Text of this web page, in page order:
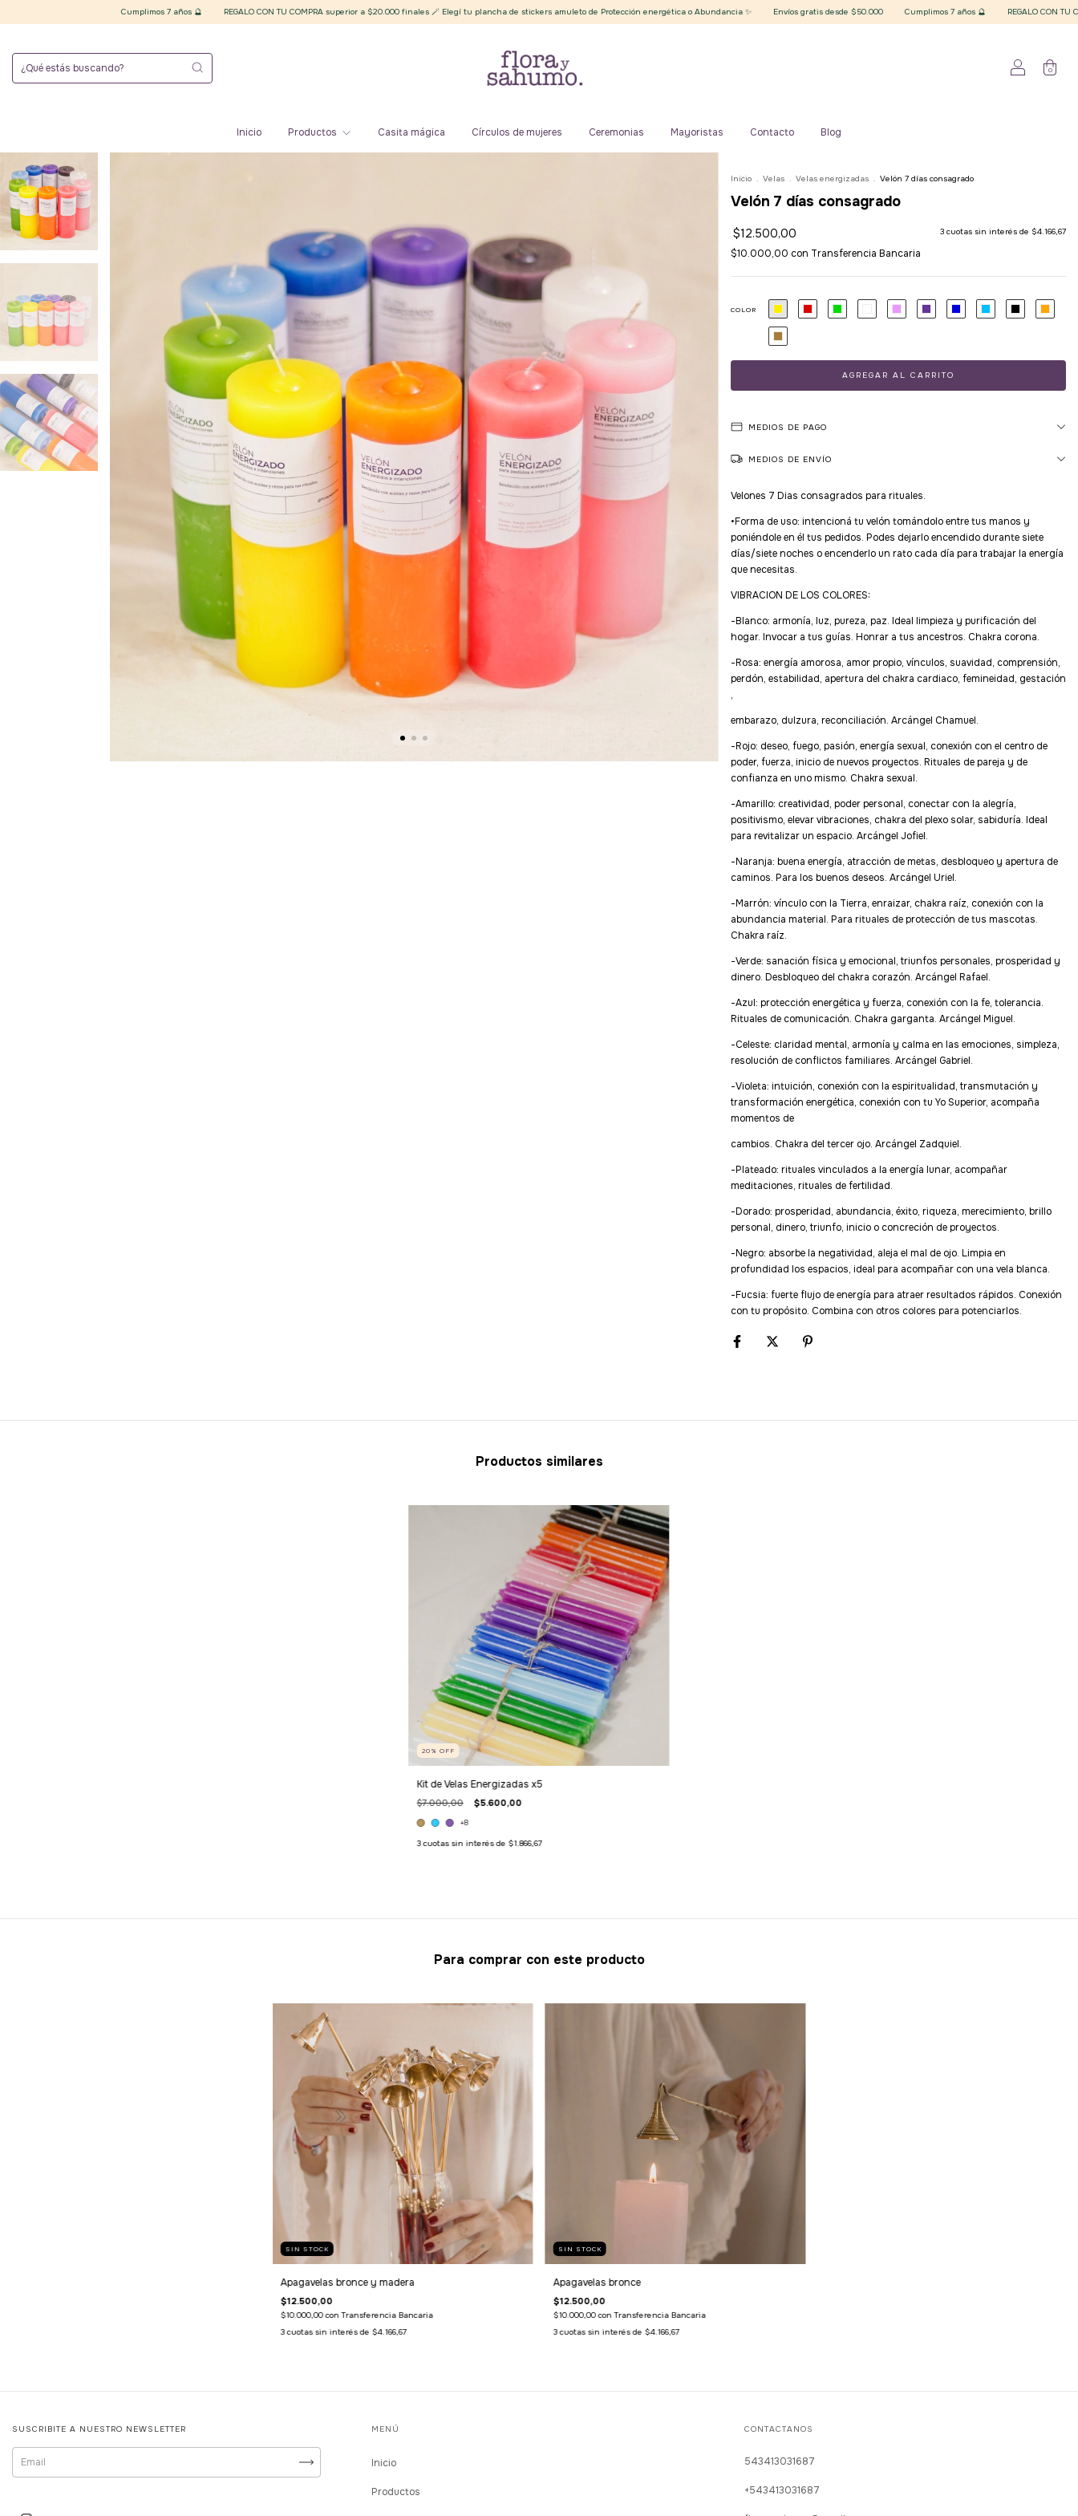
Cumplimos 7 años 🔮 REGALO CON TU COMPRA superior a $20.000 finales 🪄 Elegí tu plancha de stickers amuleto de Protección energética o Abundancia ✨ Envíos gratis desde $50.000 Cumplimos 7 años 🔮 REGALO CON TU COMPRA
0
Inicio Productos Casita mágica Círculos de mujeres Ceremonias Mayoristas Contacto Blog
Inicio . Velas . Velas energizadas . Velón 7 días consagrado
Velón 7 días consagrado
$12.500,00 3 cuotas sin interés de $4.166,67
$10.000,00 con Transferencia Bancaria
COLOR
MEDIOS DE PAGO
MEDIOS DE ENVÍO
Velones 7 Dias consagrados para rituales.
•Forma de uso: intencioná tu velón tomándolo entre tus manos y
poniéndole en él tus pedidos. Podes dejarlo encendido durante siete
días/siete noches o encenderlo un rato cada día para trabajar la energía
que necesitas.
VIBRACION DE LOS COLORES:
-Blanco: armonía, luz, pureza, paz. Ideal limpieza y purificación del
hogar. Invocar a tus guías. Honrar a tus ancestros. Chakra corona.
-Rosa: energía amorosa, amor propio, vínculos, suavidad, comprensión,
perdón, estabilidad, apertura del chakra cardiaco, femineidad, gestación
,
embarazo, dulzura, reconciliación. Arcángel Chamuel.
-Rojo: deseo, fuego, pasión, energía sexual, conexión con el centro de
poder, fuerza, inicio de nuevos proyectos. Rituales de pareja y de
confianza en uno mismo. Chakra sexual.
-Amarillo: creatividad, poder personal, conectar con la alegría,
positivismo, elevar vibraciones, chakra del plexo solar, sabiduría. Ideal
para revitalizar un espacio. Arcángel Jofiel.
-Naranja: buena energía, atracción de metas, desbloqueo y apertura de
caminos. Para los buenos deseos. Arcángel Uriel.
-Marrón: vínculo con la Tierra, enraizar, chakra raíz, conexión con la
abundancia material. Para rituales de protección de tus mascotas.
Chakra raíz.
-Verde: sanación física y emocional, triunfos personales, prosperidad y
dinero. Desbloqueo del chakra corazón. Arcángel Rafael.
-Azul: protección energética y fuerza, conexión con la fe, tolerancia.
Rituales de comunicación. Chakra garganta. Arcángel Miguel.
-Celeste: claridad mental, armonía y calma en las emociones, simpleza,
resolución de conflictos familiares. Arcángel Gabriel.
-Violeta: intuición, conexión con la espiritualidad, transmutación y
transformación energética, conexión con tu Yo Superior, acompaña
momentos de
cambios. Chakra del tercer ojo. Arcángel Zadquiel.
-Plateado: rituales vinculados a la energía lunar, acompañar
meditaciones, rituales de fertilidad.
-Dorado: prosperidad, abundancia, éxito, riqueza, merecimiento, brillo
personal, dinero, triunfo, inicio o concreción de proyectos.
-Negro: absorbe la negatividad, aleja el mal de ojo. Limpia en
profundidad los espacios, ideal para acompañar con una vela blanca.
-Fucsia: fuerte flujo de energía para atraer resultados rápidos. Conexión
con tu propósito. Combina con otros colores para potenciarlos.
Productos similares
20 % OFF
Kit de Velas Energizadas x5
$7.000,00 $5.600,00
+8
3 cuotas sin interés de $1.866,67
Para comprar con este producto
SIN STOCK
Apagavelas bronce y madera
$12.500,00
$10.000,00con Transferencia Bancaria
3 cuotas sin interés de $4.166,67
SIN STOCK
Apagavelas bronce
$12.500,00
$10.000,00con Transferencia Bancaria
3 cuotas sin interés de $4.166,67
SUSCRIBITE A NUESTRO NEWSLETTER MENÚ
Inicio
Productos
CONTACTANOS
543413031687
+543413031687